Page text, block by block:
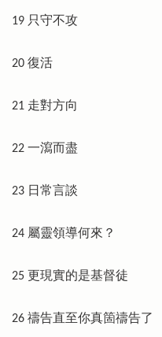
19 只守不攻
20 復活
21 走對方向
22 一瀉而盡
23 日常言談
24 屬靈領導何來？
25 更現實的是基督徒
26 禱告直至你真箇禱告了